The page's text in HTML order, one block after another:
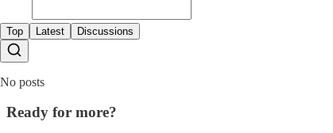
Top Latest Discussions
No posts
Ready for more?